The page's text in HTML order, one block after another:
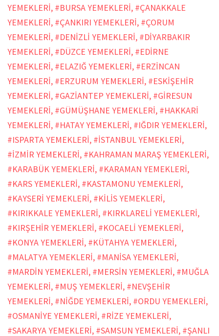
YEMEKLERİ, #BURSA YEMEKLERİ, #ÇANAKKALE
YEMEKLERİ, #ÇANKIRI YEMEKLERİ, #ÇORUM
YEMEKLERİ, #DENİZLİ YEMEKLERİ, #DİYARBAKIR
YEMEKLERİ, #DÜZCE YEMEKLERİ, #EDİRNE
YEMEKLERİ, #ELAZIĞ YEMEKLERİ, #ERZİNCAN
YEMEKLERİ, #ERZURUM YEMEKLERİ, #ESKİŞEHİR
YEMEKLERİ, #GAZİANTEP YEMEKLERİ, #GİRESUN
YEMEKLERİ, #GÜMÜŞHANE YEMEKLERİ, #HAKKARİ
YEMEKLERİ, #HATAY YEMEKLERİ, #IĞDIR YEMEKLERİ,
#ISPARTA YEMEKLERİ, #İSTANBUL YEMEKLERİ,
#İZMİR YEMEKLERİ, #KAHRAMAN MARAŞ YEMEKLERİ,
#KARABÜK YEMEKLERİ, #KARAMAN YEMEKLERİ,
#KARS YEMEKLERİ, #KASTAMONU YEMEKLERİ,
#KAYSERİ YEMEKLERİ, #KİLİS YEMEKLERİ,
#KIRIKKALE YEMEKLERİ, #KIRKLARELİ YEMEKLERİ,
#KIRŞEHİR YEMEKLERİ, #KOCAELİ YEMEKLERİ,
#KONYA YEMEKLERİ, #KÜTAHYA YEMEKLERİ,
#MALATYA YEMEKLERİ, #MANİSA YEMEKLERİ,
#MARDİN YEMEKLERİ, #MERSİN YEMEKLERİ, #MUĞLA
YEMEKLERİ, #MUŞ YEMEKLERİ, #NEVŞEHİR
YEMEKLERİ, #NİĞDE YEMEKLERİ, #ORDU YEMEKLERİ,
#OSMANİYE YEMEKLERİ, #RİZE YEMEKLERİ,
#SAKARYA YEMEKLERİ, #SAMSUN YEMEKLERİ, #ŞANLI